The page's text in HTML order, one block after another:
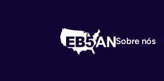
Sobre nós